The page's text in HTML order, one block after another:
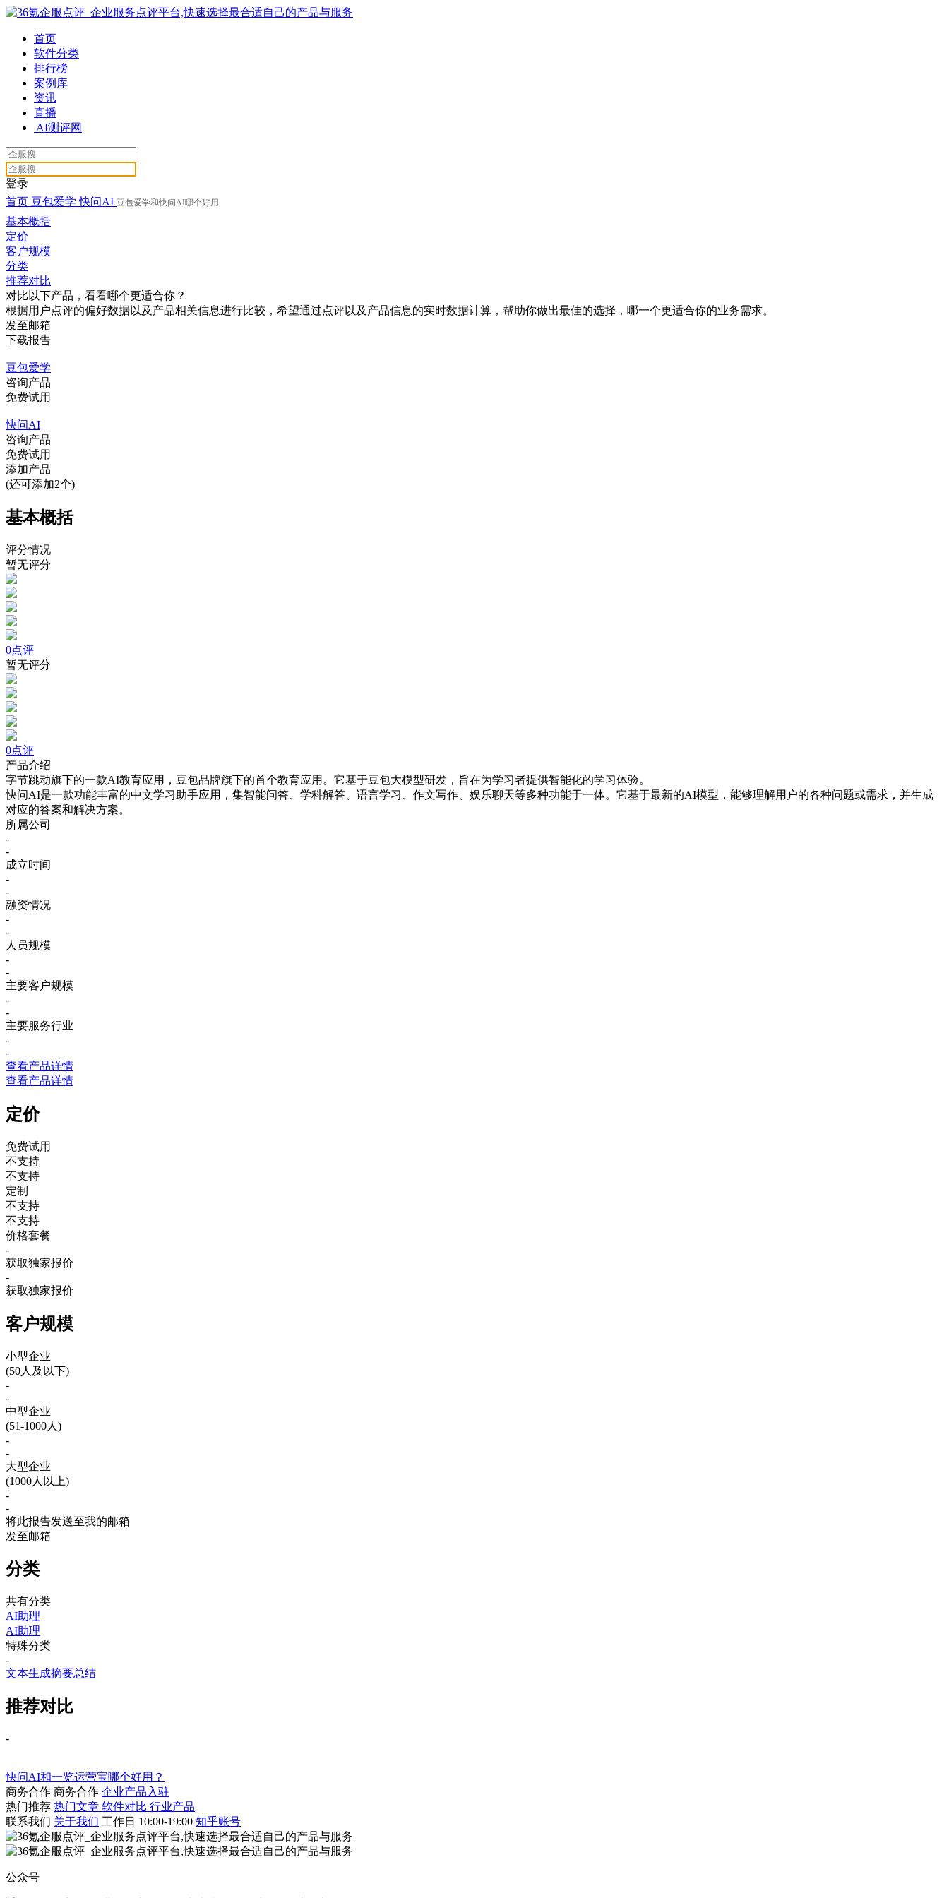
首页
软件分类
排行榜
案例库
资讯
直播
AI测评网
登录
首页 豆包爱学快问AI 豆包爱学和快问AI哪个好用
基本概括
定价
客户规模
分类
推荐对比
对比以下产品，看看哪个更适合你？
根据用户点评的偏好数据以及产品相关信息进行比较，希望通过点评以及产品信息的实时数据计算，帮助你做出最佳的选择，哪一个更适合你的业务需求。
发至邮箱
下载报告
豆包爱学
咨询产品
免费试用
快问AI
咨询产品
免费试用
添加产品
(还可添加2个)
基本概括
评分情况
暂无评分
0点评
暂无评分
0点评
产品介绍
字节跳动旗下的一款AI教育应用，豆包品牌旗下的首个教育应用。它基于豆包大模型研发，旨在为学习者提供智能化的学习体验。
快问AI是一款功能丰富的中文学习助手应用，集智能问答、学科解答、语言学习、作文写作、娱乐聊天等多种功能于一体。它基于最新的AI模型，能够理解用户的各种问题或需求，并生成
对应的答案和解决方案。
所属公司
-
-
成立时间
-
-
融资情况
-
-
人员规模
-
-
主要客户规模
-
-
主要服务行业
-
-
查看产品详情
查看产品详情
定价
免费试用
不支持
不支持
定制
不支持
不支持
价格套餐
-
获取独家报价
-
获取独家报价
客户规模
小型企业
(50人及以下)
-
-
中型企业
(51-1000人)
-
-
大型企业
(1000人以上)
-
-
将此报告发送至我的邮箱
发至邮箱
分类
共有分类
AI助理
AI助理
特殊分类
-
文本生成摘要总结
推荐对比
-
快问AI和一览运营宝哪个好用？
商务合作 商务合作 企业产品入驻
热门推荐 热门文章 软件对比 行业产品
联系我们 关于我们 工作日 10:00-19:00 知乎账号
公众号